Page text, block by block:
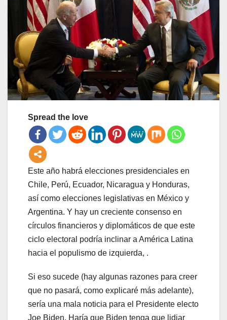
Spread the love
Este año habrá elecciones presidenciales en
Chile, Perú, Ecuador, Nicaragua y Honduras,
así como elecciones legislativas en México y
Argentina. Y hay un creciente consenso en
círculos financieros y diplomáticos de que este
ciclo electoral podría inclinar a América Latina
hacia el populismo de izquierda, .
Si eso sucede (hay algunas razones para creer
que no pasará, como explicaré más adelante),
sería una mala noticia para el Presidente electo
Joe Biden. Haría que Biden tenga que lidiar